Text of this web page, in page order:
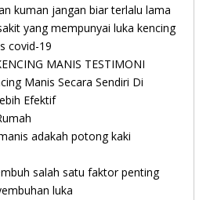
kuman jangan biar terlalu lama
yang mempunyai luka kencing
covid-19
MANIS TESTIMONI
Manis Secara Sendiri Di
Efektif
adakah potong kaki
salah satu faktor penting
luka